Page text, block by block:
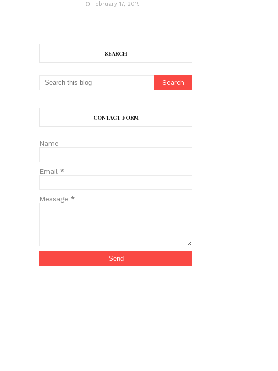
February 17, 2019
SEARCH
CONTACT FORM
Name
Email*
Message*